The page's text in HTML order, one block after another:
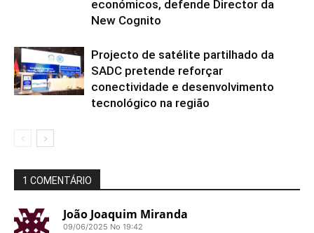
económicos, defende Director da
New Cognito
Projecto de satélite partilhado da
SADC pretende reforçar
conectividade e desenvolvimento
tecnológico na região
1 COMENTÁRIO
João Joaquim Miranda
09/06/2025 No 19:42